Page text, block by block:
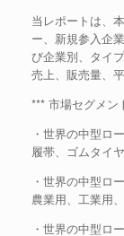
当レポートは、
ー、新規参入企
び企業別、タイ
売上、販売量、
*** 市場セグメン
・世界の中型ロ
履帯、ゴムタイヤ
・世界の中型ロ
農業用、工業用
・世界の中型ロ